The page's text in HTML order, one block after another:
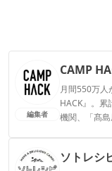
編集者
CAMP
月間550万人
HACK』。
機関、「髙
CAMP
ソトレシ